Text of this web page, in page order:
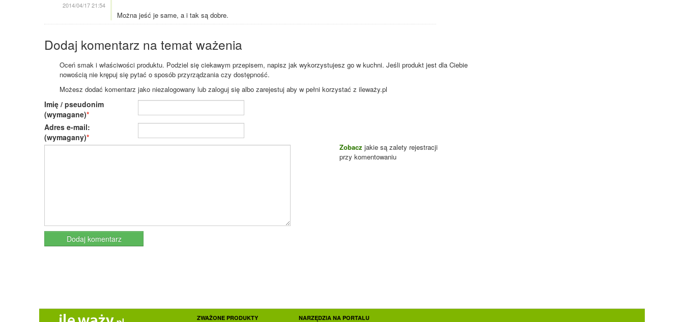
2014/04/17 21:54
Można jeść je same, a i tak są dobre.
Dodaj komentarz na temat ważenia
Oceń smak i właściwości produktu. Podziel się ciekawym przepisem, napisz jak wykorzystujesz go w kuchni. Jeśli produkt jest dla Ciebie
nowością nie krępuj się pytać o sposób przyrządzania czy dostępność.
Możesz dodać komentarz jako niezalogowany lub zaloguj się albo zarejestuj aby w pełni korzystać z ileważy.pl
Imię / pseudonim
(wymagane)
Adres e-mail:
(wymagany)
Zobacz jakie są zalety rejestracji
przy komentowaniu
ZWAŻONE PRODUKTY NARZĘDZIA NA PORTALU